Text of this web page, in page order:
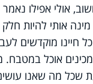
אולי אפילו
מינה אותי להיות
חיינו מוקדשים
אוכל במטבח.
שכל מה שאנו